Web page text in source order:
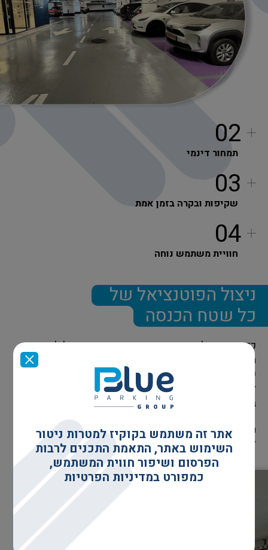
02
תמחור דינמי
03
שקיפות ובקרה בזמן אמת
04
חוויית משתמש נוחה
ניצול הפוטנציאל של
כל שטח הכנסה
כך הופכת כל חניה בודדת ממוקד סטטי ומוגבל למנוע
הכנסה חכם, גמיש ורווחי. השורה התחתונה: ניהול מדויק
של חניה אחת מגלם את הפוטנציאל להפוך כל שטח חניה
למקור הכנסה אמיתי ולחלק בלתי נפרד מהחדשנות
בניהול נדל״ן מניב.
התקדמו עוד היום למערכת ניהול חניה בודדת והתחילו
למקסם את מלא פוטנציאל הרווחים האפשרי ממנה
אתר זה משתמש בקוקיז למטרות ניטור
השימוש באתר, התאמת התכנים לרבות
הפרסום ושיפור חווית המשתמש,
כמפורט במדיניות הפרטיות